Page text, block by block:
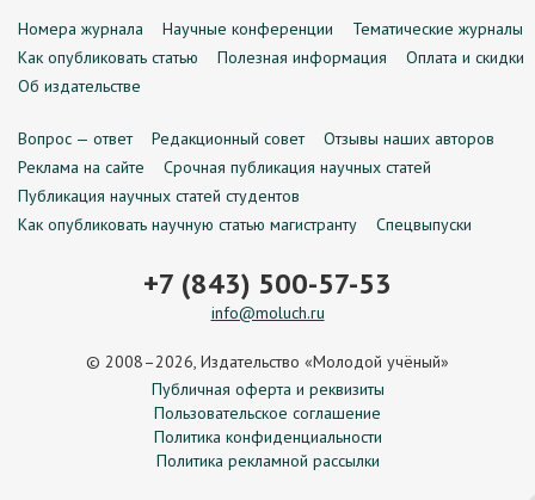
Номера журнала Научные конференции
Тематические журналы
Как опубликовать статью
Полезная информация
Оплата и скидки
Об издательстве
Вопрос — ответ Редакционный совет
Отзывы наших авторов
Реклама на сайте
Срочная публикация научных статей
Публикация научных статей студентов
Как опубликовать научную статью магистранту
Спецвыпуски
+7 (843) 500-57-53
info@moluch.ru
© 2008–2026, Издательство «Молодой учёный»
Публичная оферта и реквизиты
Пользовательское соглашение
Политика конфиденциальности
Политика рекламной рассылки